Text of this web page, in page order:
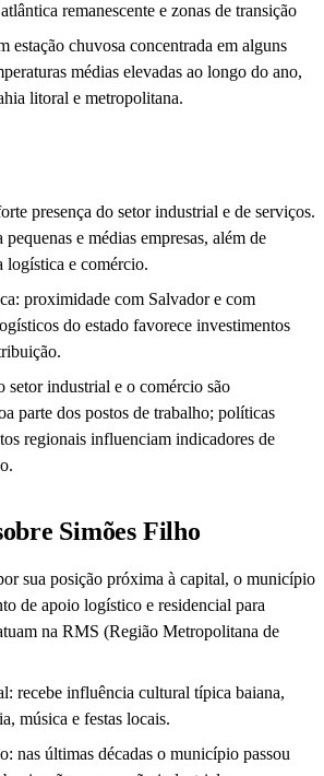
remanescente e zonas de transição
estação chuvosa concentrada em alguns
médias elevadas ao longo do ano,
litoral e metropolitana.
presença do setor industrial e de serviços.
e médias empresas, além de
logística e comércio.
proximidade com Salvador e com
do estado favorece investimentos
setor industrial e o comércio são
parte dos postos de trabalho; políticas
regionais influenciam indicadores de
Simões Filho
sua posição próxima à capital, o município
de apoio logístico e residencial para
na RMS (Região Metropolitana de
recebe influência cultural típica baiana,
música e festas locais.
nas últimas décadas o município passou